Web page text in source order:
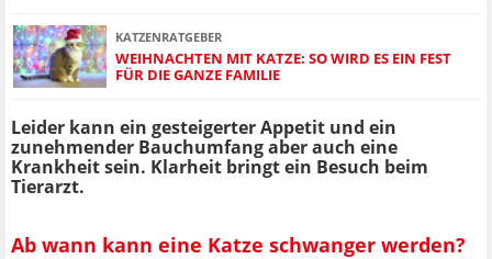
KATZENRATGEBER
WEIHNACHTEN MIT KATZE: SO WIRD ES EIN FEST
FÜR DIE GANZE FAMILIE
Leider kann ein gesteigerter Appetit und ein
zunehmender Bauchumfang aber auch eine
Krankheit sein. Klarheit bringt ein Besuch beim
Tierarzt.
Ab wann kann eine Katze schwanger werden?